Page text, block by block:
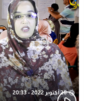
26 أكتوبر 2022 - 20:33